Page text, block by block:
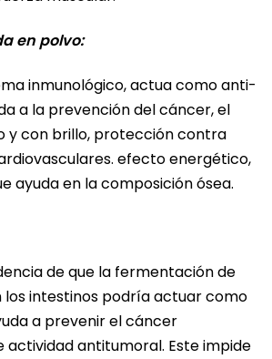
en polvo:
inmunológico, actua como anti-
a la prevención del cáncer, el
y con brillo, protección contra
efecto energético,
ayuda en la composición ósea.
de que la fermentación de
intestinos podría actuar como
a prevenir el cáncer
actividad antitumoral. Este impide